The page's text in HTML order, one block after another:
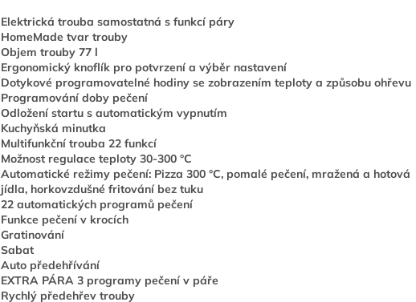
Elektrická trouba samostatná s funkcí páry
HomeMade tvar trouby
Objem trouby 77 l
Ergonomický knoflík pro potvrzení a výběr nastavení
Dotykové programovatelné hodiny se zobrazením teploty a způsobu ohřevu
Programování doby pečení
Odložení startu s automatickým vypnutím
Kuchyňská minutka
Multifunkční trouba 22 funkcí
Možnost regulace teploty 30-300 °C
Automatické režimy pečení: Pizza 300 °C, pomalé pečení, mražená a hotová
jídla, horkovzdušné fritování bez tuku
22 automatických programů pečení
Funkce pečení v krocích
Gratinování
Sabat
Auto předehřívání
EXTRA PÁRA 3 programy pečení v páře
Rychlý předehřev trouby